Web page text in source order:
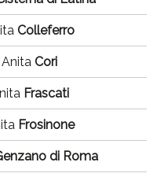
Colleferro
AnitaCori
Frascati
Frosinone
di Roma